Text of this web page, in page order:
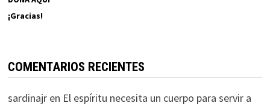
¡Gracias!
COMENTARIOS RECIENTES
sardinajren El espíritu necesita un cuerpo para servir a